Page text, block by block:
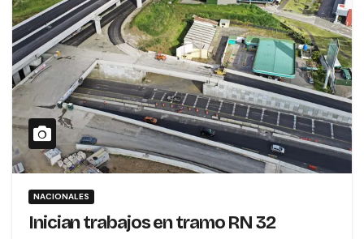
NACIONALES
Inician trabajos en tramo RN 32